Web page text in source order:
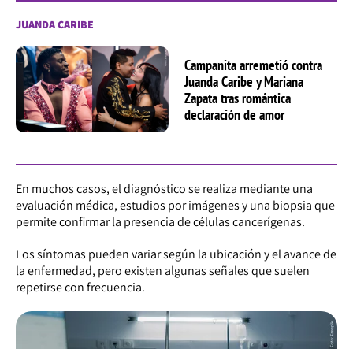
JUANDA CARIBE
Campanita arremetió contra
Juanda Caribe y Mariana
Zapata tras romántica
declaración de amor
En muchos casos, el diagnóstico se realiza mediante una
evaluación médica, estudios por imágenes y una biopsia que
permite confirmar la presencia de células cancerígenas.
Los síntomas pueden variar según la ubicación y el avance de
la enfermedad, pero existen algunas señales que suelen
repetirse con frecuencia.